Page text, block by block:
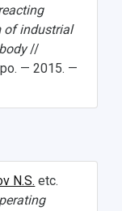
of industrial
//
— 2015. —
N.S. etc.